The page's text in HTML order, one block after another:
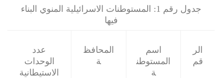
جدول رقم 1: المستوطنات الاسرائيلية المنوي البناء
فيها
الر
قم
اسم
المستوطن
ة
المحافظ
ة
عدد
الوحدات
الاستيطانية